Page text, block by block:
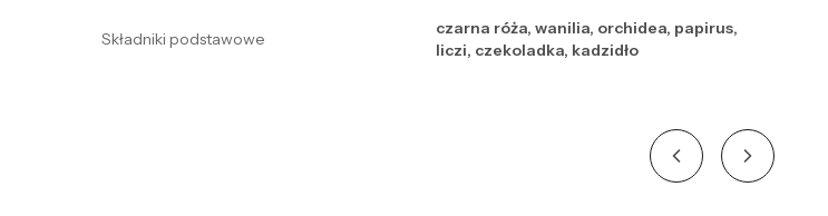
Składniki podstawowe
czarna róża, wanilia, orchidea, papirus,
liczi, czekoladka, kadzidło